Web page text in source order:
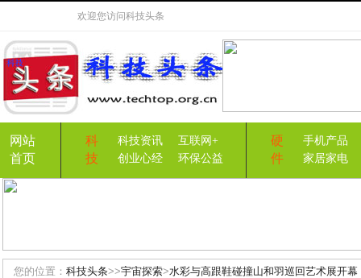
欢迎您访问科技头条
网站
首页
科
技
科技资讯
互联网+
创业心经
环保公益
硬
件
手机产品
家居家电
您的位置： 科技头条>>宇宙探索>水彩与高跟鞋碰撞山和羽巡回艺术展开幕